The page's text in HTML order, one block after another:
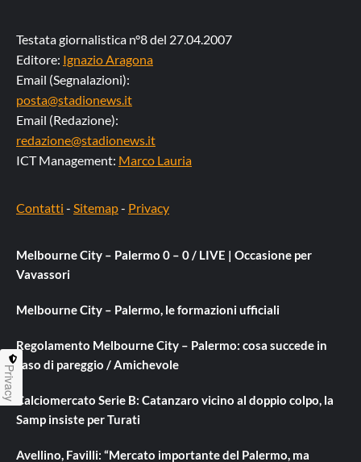
Testata giornalistica n°8 del 27.04.2007
Editore: Ignazio Aragona
Email (Segnalazioni):
posta@stadionews.it
Email (Redazione):
redazione@stadionews.it
ICT Management: Marco Lauria
Contatti - Sitemap- Privacy
Melbourne City – Palermo 0 – 0 / LIVE | Occasione per
Vavassori
Melbourne City – Palermo, le formazioni ufficiali
Regolamento Melbourne City – Palermo: cosa succede in
caso di pareggio / Amichevole
Calciomercato Serie B: Catanzaro vicino al doppio colpo, la
Samp insiste per Turati
Avellino, Favilli: “Mercato importante del Palermo, ma
Privacy